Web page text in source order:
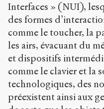
Interfaces » (NUI),
des formes
comme le toucher, la
les airs, évacuant du
et dispositifs
comme le clavier et la
technologiques, des
préexistent ainsi aux